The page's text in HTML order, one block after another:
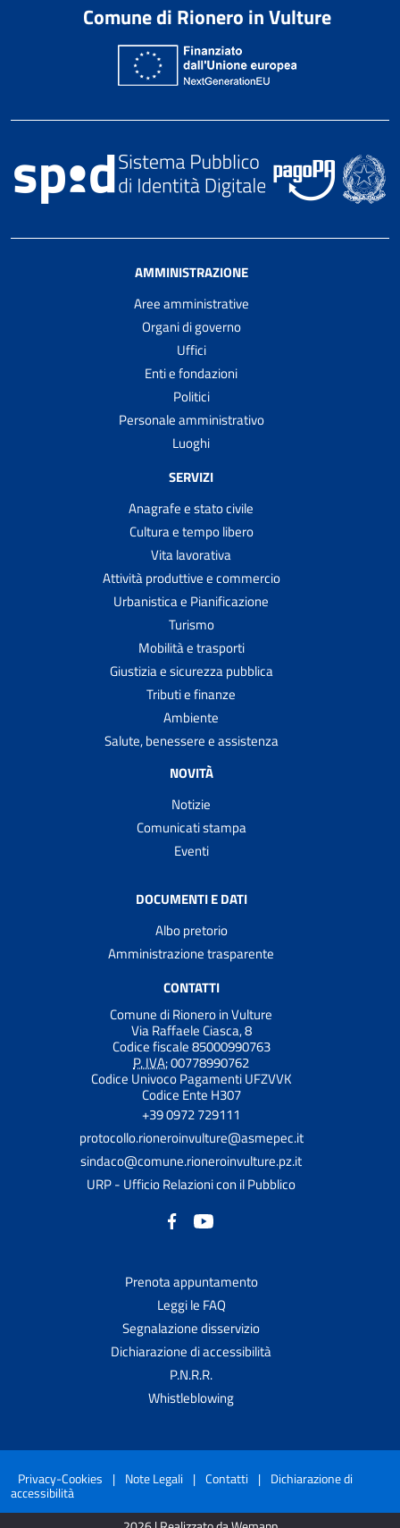
Comune di Rionero in Vulture
AMMINISTRAZIONE
Aree amministrative
Organi di governo
Uffici
Enti e fondazioni
Politici
Personale amministrativo
Luoghi
SERVIZI
Anagrafe e stato civile
Cultura e tempo libero
Vita lavorativa
Attività produttive e commercio
Urbanistica e Pianificazione
Turismo
Mobilità e trasporti
Giustizia e sicurezza pubblica
Tributi e finanze
Ambiente
Salute, benessere e assistenza
NOVITÀ
Notizie
Comunicati stampa
Eventi
DOCUMENTI E DATI
Albo pretorio
Amministrazione trasparente
CONTATTI
Comune di Rionero in Vulture
Via Raffaele Ciasca, 8
Codice fiscale 85000990763
P. IVA:00778990762
Codice Univoco Pagamenti UFZVVK
Codice Ente H307
+39 0972 729111
protocollo.rioneroinvulture@asmepec.it
sindaco@comune.rioneroinvulture.pz.it
URP - Ufficio Relazioni con il Pubblico
Prenota appuntamento
Leggi le FAQ
Segnalazione disservizio
Dichiarazione di accessibilità
P.N.R.R.
Whistleblowing
Privacy-Cookies | Note Legali | Contatti | Dichiarazione di
accessibilità